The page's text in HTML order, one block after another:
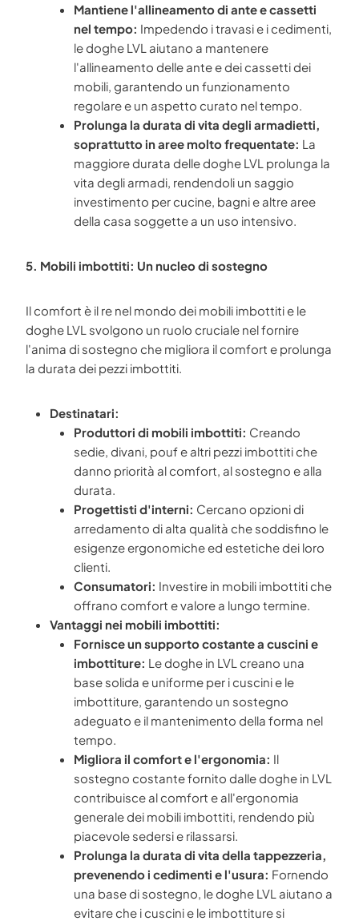
Mantiene l'allineamento di ante e cassetti
nel tempo: Impedendo i travasi e i cedimenti,
le doghe LVL aiutano a mantenere
l'allineamento delle ante e dei cassetti dei
mobili, garantendo un funzionamento
regolare e un aspetto curato nel tempo.
Prolunga la durata di vita degli armadietti,
soprattutto in aree molto frequentate: La
maggiore durata delle doghe LVL prolunga la
vita degli armadi, rendendoli un saggio
investimento per cucine, bagni e altre aree
della casa soggette a un uso intensivo.
5. Mobili imbottiti: Un nucleo di sostegno
Il comfort è il re nel mondo dei mobili imbottiti e le
doghe LVL svolgono un ruolo cruciale nel fornire
l'anima di sostegno che migliora il comfort e prolunga
la durata dei pezzi imbottiti.
Destinatari:
Produttori di mobili imbottiti: Creando
sedie, divani, pouf e altri pezzi imbottiti che
danno priorità al comfort, al sostegno e alla
durata.
Progettisti d'interni: Cercano opzioni di
arredamento di alta qualità che soddisfino le
esigenze ergonomiche ed estetiche dei loro
clienti.
Consumatori: Investire in mobili imbottiti che
offrano comfort e valore a lungo termine.
Vantaggi nei mobili imbottiti:
Fornisce un supporto costante a cuscini e
imbottiture: Le doghe in LVL creano una
base solida e uniforme per i cuscini e le
imbottiture, garantendo un sostegno
adeguato e il mantenimento della forma nel
tempo.
Migliora il comfort e l'ergonomia: Il
sostegno costante fornito dalle doghe in LVL
contribuisce al comfort e all'ergonomia
generale dei mobili imbottiti, rendendo più
piacevole sedersi e rilassarsi.
Prolunga la durata di vita della tappezzeria,
prevenendo i cedimenti e l'usura: Fornendo
una base di sostegno, le doghe LVL aiutano a
evitare che i cuscini e le imbottiture si